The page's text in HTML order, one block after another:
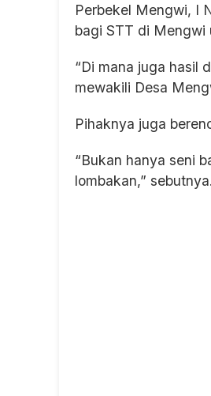
Perbekel Mengwi, I
bagi STT di Mengwi
“Di mana juga hasil
mewakili Desa
Pihaknya juga
“Bukan hanya seni
lombakan,” sebutnya.